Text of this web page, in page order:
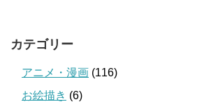
カテゴリー
アニメ・漫画 (116)
お絵描き (6)